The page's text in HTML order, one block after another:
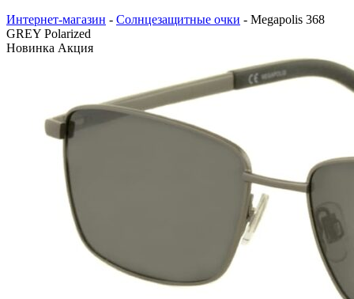
Интернет-магазин - Солнцезащитные очки - Megapolis 368
GREY Polarized
Новинка Акция